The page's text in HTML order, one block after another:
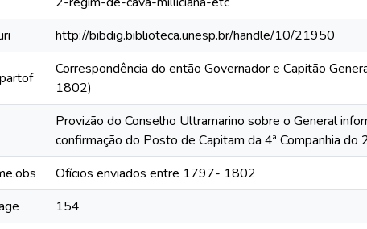
http://bibdig.biblioteca.unesp.br/handle/10/21950
Correspondência do então Governador e Capitão
1802)
Provizão do Conselho Ultramarino sobre o General
confirmação do Posto de Capitam da 4ª Companhia do
Ofícios enviados entre 1797- 1802
154